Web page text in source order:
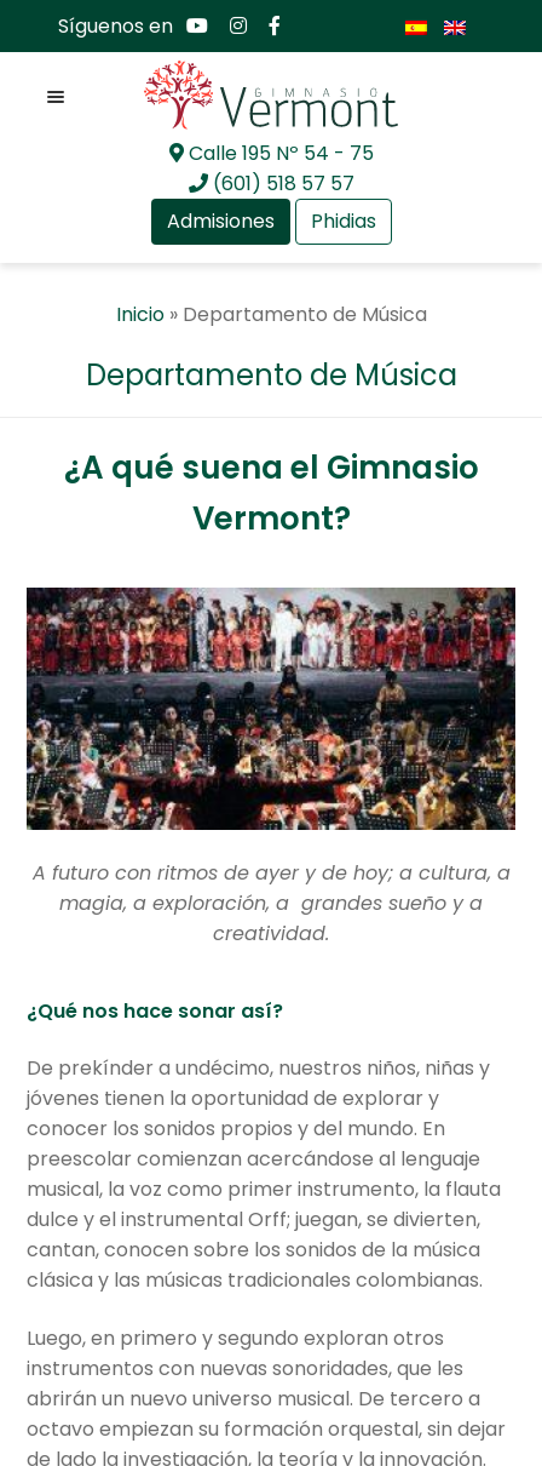
Síguenos en
Ir
a
la
Ir
al
contenido
Calle 195 Nº 54 - 75
(601) 518 57 57
Admisiones
Phidias
Menú
Preescolar GV
Ciencias Naturales
Español y Literatura
Matemáticas
Inglés
Mandarín
Formación Religiosa
Artes Plásticas
Danzas
Música
Investigación y desarrollo profesional
Salidas pedagógicas
Inicio» Departamento de Música
Departamento de Música
¿A qué suena el Gimnasio
Vermont?
A futuro con ritmos de ayer y de hoy; a cultura, a
magia, a exploración, a grandes sueño y a
creatividad.
¿Qué nos hace sonar así?
De prekínder a undécimo, nuestros niños, niñas y
jóvenes tienen la oportunidad de explorar y
conocer los sonidos propios y del mundo. En
preescolar comienzan acercándose al lenguaje
musical, la voz como primer instrumento, la flauta
dulce y el instrumental Orff; juegan, se divierten,
cantan, conocen sobre los sonidos de la música
clásica y las músicas tradicionales colombianas.
Luego, en primero y segundo exploran otros
instrumentos con nuevas sonoridades, que les
abrirán un nuevo universo musical. De tercero a
octavo empiezan su formación orquestal, sin dejar
de lado la investigación, la teoría y la innovación.